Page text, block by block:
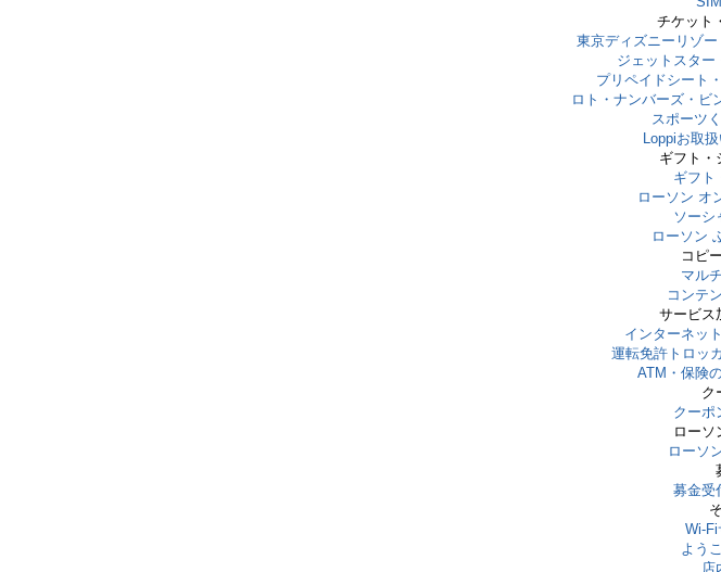
チケット
東京ディズニーリゾ
ジェットスター
プリペイドシート
ロト・ナンバーズ・ビ
スポーツ
Loppiお取
ギフト・
ギフト
ローソン オ
ソーシ
ローソン
コピ
マル
コンテ
サービス
インターネッ
運転免許トロッ
ATM・保険
ク
クーポ
ローソ
ローソ
募金受
Wi-Fi
よう
店